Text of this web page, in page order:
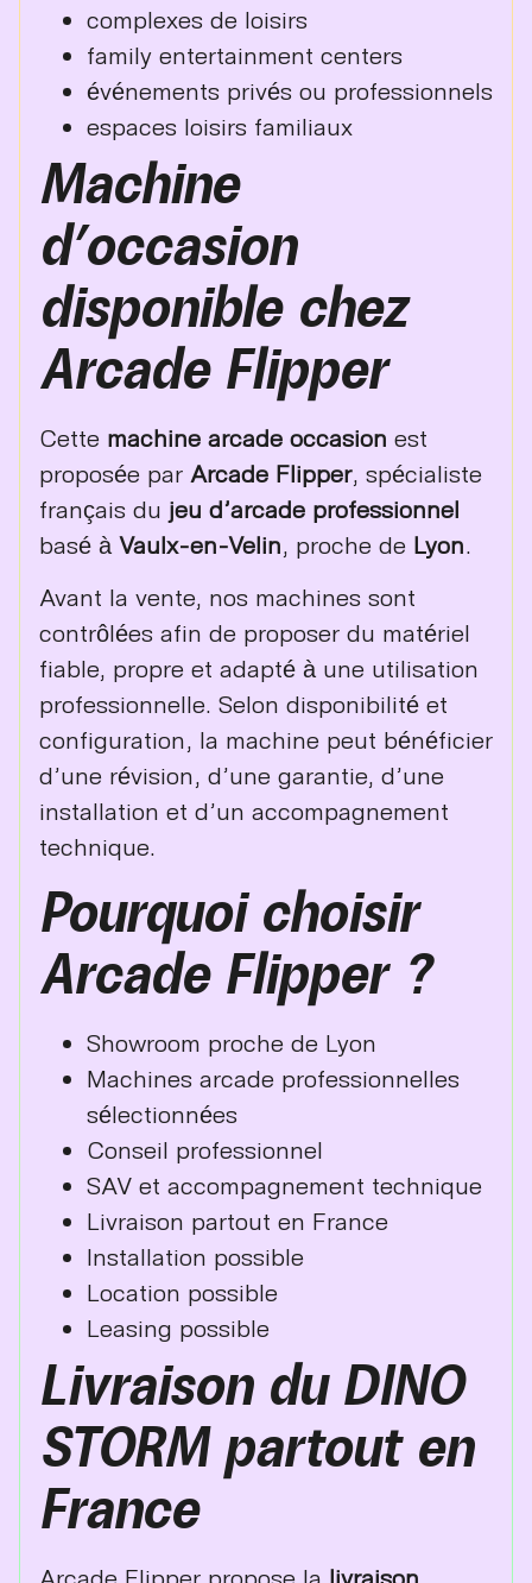
complexes de loisirs
family entertainment centers
événements privés ou professionnels
espaces loisirs familiaux
Machine
d’occasion
disponible chez
Arcade Flipper
Cette machine arcade occasion est
proposée par Arcade Flipper, spécialiste
français du jeu d’arcade professionnel
basé à Vaulx-en-Velin, proche de Lyon.
Avant la vente, nos machines sont
contrôlées afin de proposer du matériel
fiable, propre et adapté à une utilisation
professionnelle. Selon disponibilité et
configuration, la machine peut bénéficier
d’une révision, d’une garantie, d’une
installation et d’un accompagnement
technique.
Pourquoi choisir
Arcade Flipper ?
Showroom proche de Lyon
Machines arcade professionnelles
sélectionnées
Conseil professionnel
SAV et accompagnement technique
Livraison partout en France
Installation possible
Location possible
Leasing possible
Livraison du DINO
STORM partout en
France
Arcade Flipper propose la livraison